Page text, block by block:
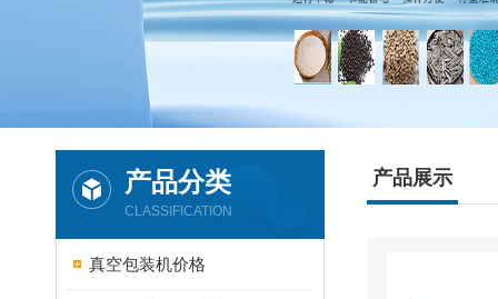
产品分类
CLASSIFICATION
真空包装机价格
产品展示